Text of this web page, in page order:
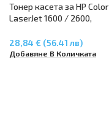
Тонер касета за HP Color
LaserJet 1600 / 2600,
Q6003A
28,84 € (56.41 лв)
Добавяне В Количката